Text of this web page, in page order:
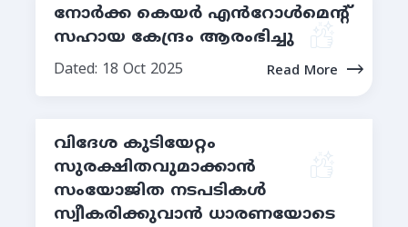
നോർക്ക കെയർ എൻറോൾമെന്റ്
സഹായ കേന്ദ്രം ആരംഭിച്ചു
Dated: 18 Oct 2025 Read More
വിദേശ കുടിയേറ്റം
സുരക്ഷിതവുമാക്കാന്‍
സംയോജിത നടപടികള്‍
സ്വീകരിക്കുവാൻ ധാരണയോടെ